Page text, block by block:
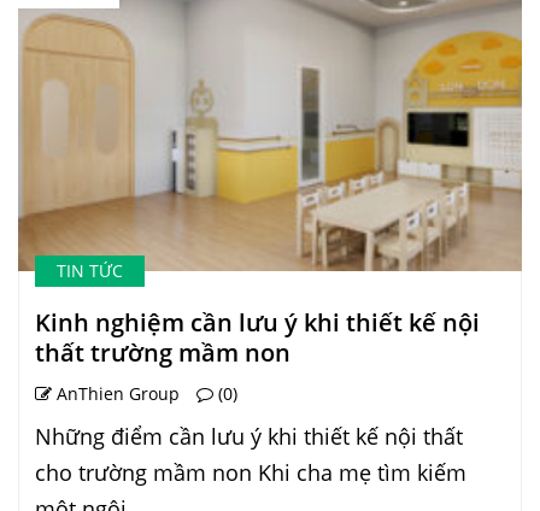
TIN TỨC
Kinh nghiệm cần lưu ý khi thiết kế nội
thất trường mầm non
AnThien Group (0)
Những điểm cần lưu ý khi thiết kế nội thất
cho trường mầm non Khi cha mẹ tìm kiếm